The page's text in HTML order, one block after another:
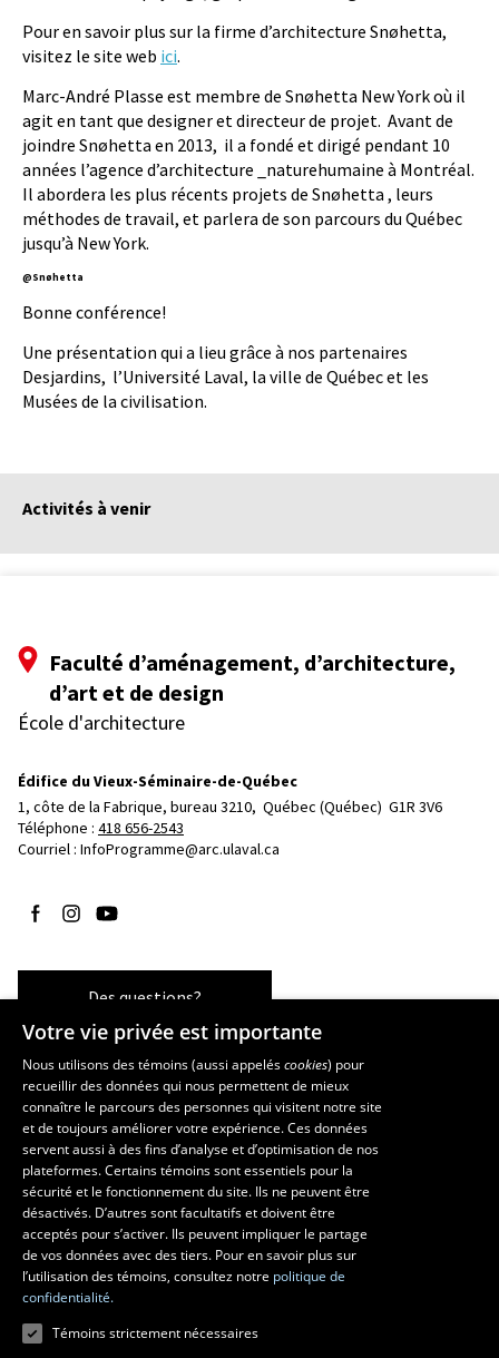
Pour en savoir plus sur la firme d’architecture Snøhetta,
visitez le site web ici.
Marc-André Plasse est membre de Snøhetta New York où il
agit en tant que designer et directeur de projet. Avant de
joindre Snøhetta en 2013, il a fondé et dirigé pendant 10
années l’agence d’architecture _naturehumaine à Montréal.
Il abordera les plus récents projets de Snøhetta , leurs
méthodes de travail, et parlera de son parcours du Québec
jusqu’à New York.
@Snøhetta
Bonne conférence!
Une présentation qui a lieu grâce à nos partenaires
Desjardins, l’Université Laval, la ville de Québec et les
Musées de la civilisation.
Activités à venir
Faculté d’aménagement, d’architecture,
d’art et de design
École d'architecture
Édifice du Vieux-Séminaire-de-Québec
1, côte de la Fabrique, bureau 3210, Québec (Québec)  G1R 3V6
Téléphone : 418 656-2543
Courriel : InfoProgramme@arc.ulaval.ca
Suivez-nous sur Facebook
Suivez-nous sur Instagram
Suivez-nous sur YouTube
Des questions?
Les écoles et la recherche
École d’art
École supérieure d’aménagement du territoire et de développement
régional
École de design
Centre de recherche en aménagement et développement
Votre vie privée est importante
Nous utilisons des témoins (aussi appeléscookies) pour
recueillir des données qui nous permettent de mieux
connaître le parcours des personnes qui visitent notre site
et de toujours améliorer votre expérience. Ces données
servent aussi à des fins d’analyse et d’optimisation de nos
plateformes. Certains témoins sont essentiels pour la
sécurité et le fonctionnement du site. Ils ne peuvent être
désactivés. D’autres sont facultatifs et doivent être
acceptés pour s’activer. Ils peuvent impliquer le partage
de vos données avec des tiers. Pour en savoir plus sur
l’utilisation des témoins, consultez notre politique de
confidentialité.
Témoins strictement nécessaires